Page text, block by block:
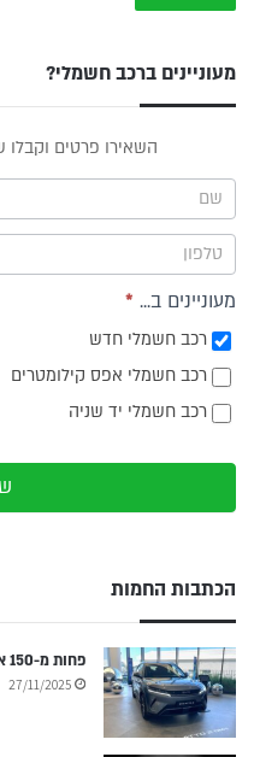
מעוניינים ברכב חשמלי?
תפריט
צד
השאירו פרטים
מעוניינים ב... *
רכב חשמלי חדש
רכב חשמלי אפס קילומטרים
רכב חשמלי יד שניה
הכתבות החמות
פחות מ-150 אלף שקלים: BYD אטו 2 בישראל
27/11/2025